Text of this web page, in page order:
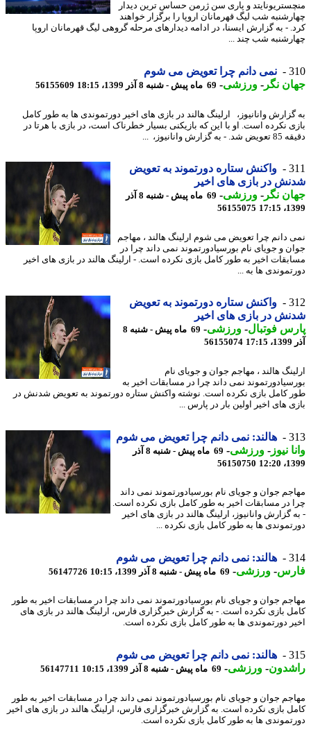
و پاری سن ژرمن حساس ترین دیدار
شب لیگ قهرمانان اروپا را برگزار خواهند
- به گزارش ایسنا، در ادامه دیدارهای مرحله گروهی لیگ قهرمانان اروپا
شب چند ...
نمی دانم چرا تعویض می شوم
نگر -ورزشی-69 ماه پیش - شنبه 8 آذر 1399، 18:15 56155609
وانانیوز، ارلینگ هالند در بازی های اخیر دورتموندی ها به طور کامل
نکرده است. او با این که بازیکنی بسیار خطرناک است، در بازی با هرتا در
وانانیوز، ...
واکنش ستاره دورتموند به تعویض
در بازی های اخیر
نگر -ورزشی-
69 ماه پیش - شنبه 8 آذر
56155075
دانم چرا تعویض می شوم ارلینگ هالند ، مهاجم
و جویای نام بورسیادورتموند نمی داند چرا در
اخیر به طور کامل بازی نکرده است. - ارلینگ هالند در بازی های اخیر
ها به ...
واکنش ستاره دورتموند به تعویض
در بازی های اخیر
فوتبال-ورزشی-
69 ماه پیش - شنبه 8
56155074
هالند ، مهاجم جوان و جویای نام
نمی داند چرا در مسابقات اخیر به
کامل بازی نکرده است. نوشته واکنش ستاره دورتموند به تعویض شدنش در
های اخیر اولین بار در پارس ...
هالند: نمی دانم چرا تعویض می شوم
نیوز-ورزشی-
69 ماه پیش - شنبه 8 آذر
56150750
جوان و جویای نام بورسیادورتموند نمی داند
در مسابقات اخیر به طور کامل بازی نکرده است.
گزارش وانانیوز، ارلینگ هالند در بازی های اخیر
ها به طور کامل بازی نکرده ...
هالند: نمی دانم چرا تعویض می شوم
-ورزشی-69 ماه پیش - شنبه 8 آذر 1399، 10:15 56147726
جوان و جویای نام بورسیادورتموند نمی داند چرا در مسابقات اخیر به طور
بازی نکرده است. - به گزارش خبرگزاری فارس، ارلینگ هالند در بازی های
دورتموندی ها به طور کامل بازی نکرده است.
هالند: نمی دانم چرا تعویض می شوم
-ورزشی-69 ماه پیش - شنبه 8 آذر 1399، 10:15 56147711
جوان و جویای نام بورسیادورتموند نمی داند چرا در مسابقات اخیر به طور
بازی نکرده است. به گزارش خبرگزاری فارس، ارلینگ هالند در بازی های اخیر
ها به طور کامل بازی نکرده است.